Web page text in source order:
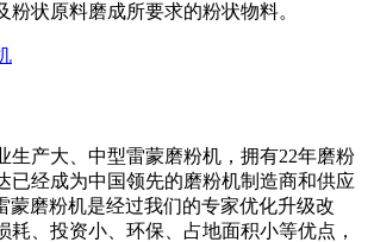
粉状原料磨成所要求的粉状物料。
生产大、中型雷蒙磨粉机，拥有22年磨粉
已经成为中国领先的磨粉机制造商和供应
蒙磨粉机是经过我们的专家优化升级改
耗、投资小、环保、占地面积小等优点，